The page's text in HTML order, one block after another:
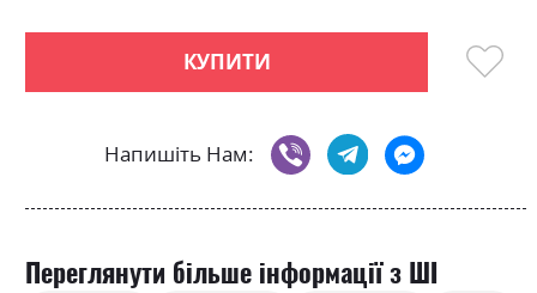
КУПИТИ
Напишіть Нам:
Переглянути більше інформації з ШІ